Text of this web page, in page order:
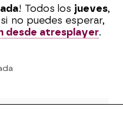
! Todos los jueves,
no puedes esperar,
desde atresplayer.